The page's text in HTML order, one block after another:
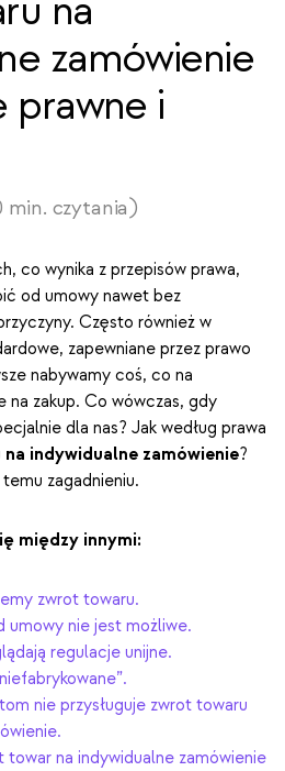
zamówienie
prawne i
min. czytania)
co wynika z przepisów prawa,
od umowy nawet bez
Często również w
zapewniane przez prawo
nabywamy coś, co na
na zakup. Co wówczas, gdy
dla nas? Jak według prawa
indywidualne zamówienie?
zagadnieniu.
między innymi:
zwrot towaru.
umowy nie jest możliwe.
regulacje unijne.
nie przysługuje zwrot towaru
na indywidualne zamówienie